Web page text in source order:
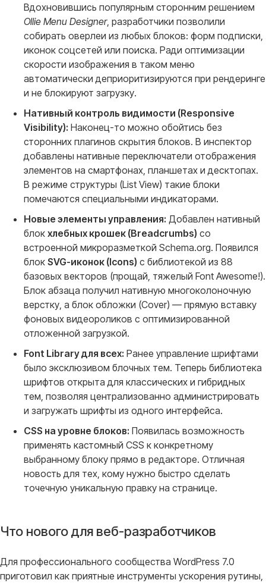
Вдохновившись популярным сторонним решением
Ollie Menu Designer, разработчики позволили
собирать оверлеи из любых блоков: форм подписки,
иконок соцсетей или поиска. Ради оптимизации
скорости изображения в таком меню
автоматически деприоритизируются при рендеринге
и не блокируют загрузку.
Нативный контроль видимости (Responsive
Visibility): Наконец-то можно обойтись без
сторонних плагинов скрытия блоков. В инспектор
добавлены нативные переключатели отображения
элементов на смартфонах, планшетах и десктопах.
В режиме структуры (List View) такие блоки
помечаются специальными индикаторами.
Новые элементы управления: Добавлен нативный
блок хлебных крошек (Breadcrumbs) со
встроенной микроразметкой Schema.org. Появился
блок SVG-иконок (Icons) с библиотекой из 88
базовых векторов (прощай, тяжелый Font Awesome!).
Блок абзаца получил нативную многоколоночную
верстку, а блок обложки (Cover) — прямую вставку
фоновых видеороликов с оптимизированной
отложенной загрузкой.
Font Library для всех: Ранее управление шрифтами
было эксклюзивом блочных тем. Теперь библиотека
шрифтов открыта для классических и гибридных
тем, позволяя централизованно администрировать
и загружать шрифты из одного интерфейса.
CSS на уровне блоков: Появилась возможность
применять кастомный CSS к конкретному
выбранному блоку прямо в редакторе. Отличная
новость для тех, кому нужно быстро сделать
точечную уникальную правку на странице.
Что нового для веб-разработчиков
Для профессионального сообщества WordPress 7.0
приготовил как приятные инструменты ускорения рутины,